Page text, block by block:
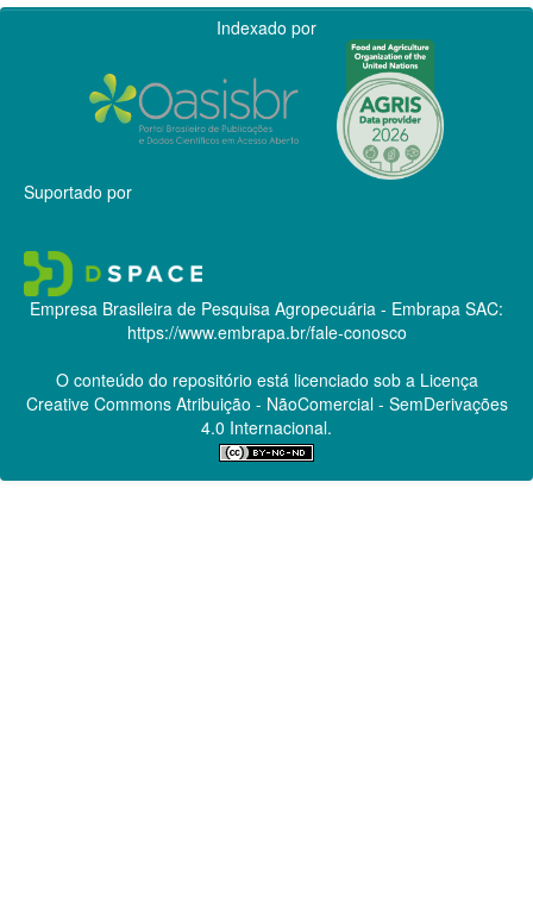
Indexado por
Suportado por
Empresa Brasileira de Pesquisa Agropecuária - Embrapa SAC:
https://www.embrapa.br/fale-conosco
O conteúdo do repositório está licenciado sob a Licença
Creative CommonsAtribuição - NãoComercial - SemDerivações
4.0 Internacional.